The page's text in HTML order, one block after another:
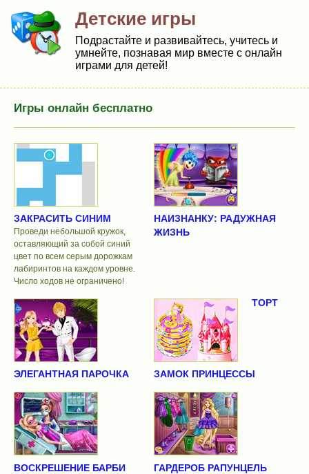
Детские игры
Подрастайте и развивайтесь, учитесь и
умнейте, познавая мир вместе с онлайн
играми для детей!
Игры онлайн бесплатно
ЗАКРАСИТЬ СИНИМ
Проведи небольшой кружок,
оставляющий за собой синий
цвет по всем серым дорожкам
лабиринтов на каждом уровне.
Число ходов не ограничено!
НАИЗНАНКУ: РАДУЖНАЯ
ЖИЗНЬ
ЭЛЕГАНТНАЯ ПАРОЧКА
ТОРТ
ЗАМОК ПРИНЦЕССЫ
ВОСКРЕШЕНИЕ БАРБИ ГАРДЕРОБ РАПУНЦЕЛЬ